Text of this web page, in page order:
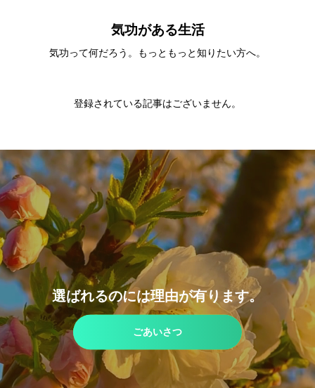
気功がある生活
気功って何だろう。もっともっと知りたい方へ。
登録されている記事はございません。
選ばれるのには理由が有ります。
ごあいさつ